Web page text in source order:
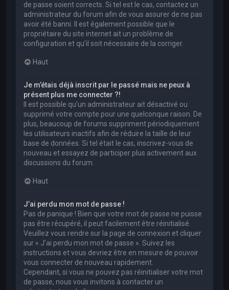
de passe soient corrects. Si tel est le cas, contactez un
administrateur du forum afin de vous assurer de ne pas
avoir été banni. Il est également possible que le
propriétaire du site internet ait un problème de
configuration et qu’il soit nécessaire de la corriger.
Haut
Je m’étais déjà inscrit par le passé mais ne peux à
présent plus me connecter ?!
Il est possible qu’un administrateur ait désactivé ou
supprimé votre compte pour une quelconque raison. De
plus, beaucoup de forums suppriment périodiquement
les utilisateurs inactifs afin de réduire la taille de leur
base de données. Si tel était le cas, inscrivez-vous de
nouveau et essayez de participer plus activement aux
discussions du forum.
Haut
J’ai perdu mon mot de passe !
Pas de panique ! Bien que votre mot de passe ne puisse
pas être récupéré, il peut facilement être réinitialisé.
Veuillez vous rendre sur la page de connexion et cliquer
sur « J’ai perdu mon mot de passe ». Suivez les
instructions et vous devriez être en mesure de pouvoir
vous connecter de nouveau rapidement.
Cependant, si vous ne pouvez pas réinitialiser votre mot
de passe, nous vous invitons à contacter un